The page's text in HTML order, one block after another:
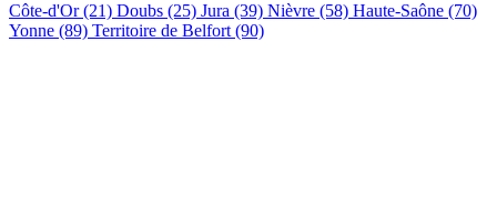
Côte-d'Or (21) Doubs (25) Jura (39) Nièvre (58) Haute-Saône (70)
Yonne (89) Territoire de Belfort (90)